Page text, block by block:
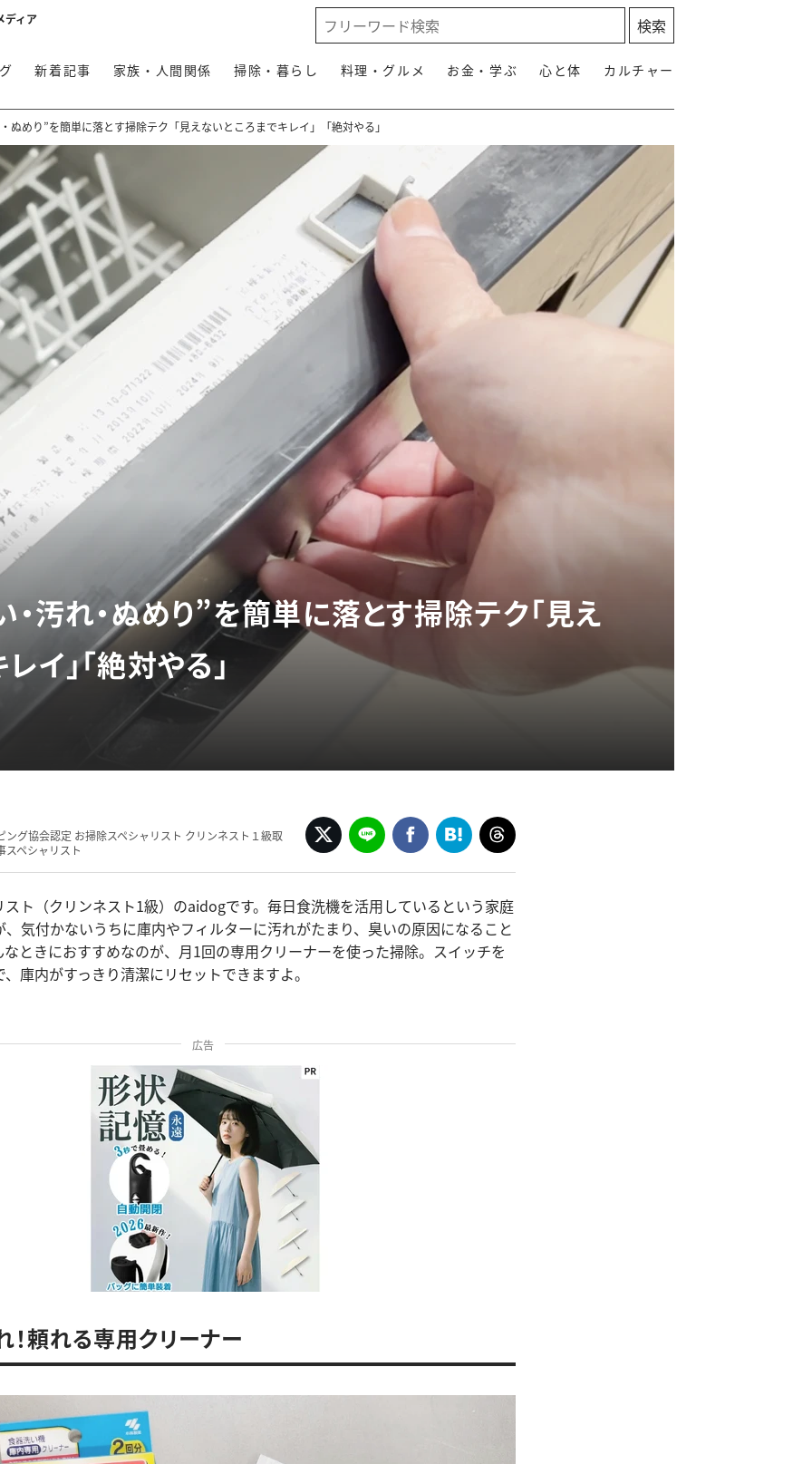
ディア
新着記事 家族・人間関係 掃除・暮らし 料理・グルメ お金・学ぶ 心と体 カルチャー
ぬめり”を簡単に落とす掃除テク「見えないところまでキレイ」「絶対やる」
・汚れ・ぬめり”を簡単に落とす掃除テク「見え
イ」「絶対やる」
ング協会認定 お掃除スペシャリスト クリンネスト１級取
スペシャリスト
ト（クリンネスト1級）のaidogです。毎日食洗機を活用しているという家庭
気付かないうちに庫内やフィルターに汚れがたまり、臭いの原因になること
ときにおすすめなのが、月1回の専用クリーナーを使った掃除。スイッチを
庫内がすっきり清潔にリセットできますよ。
広告
！頼れる専用クリーナー